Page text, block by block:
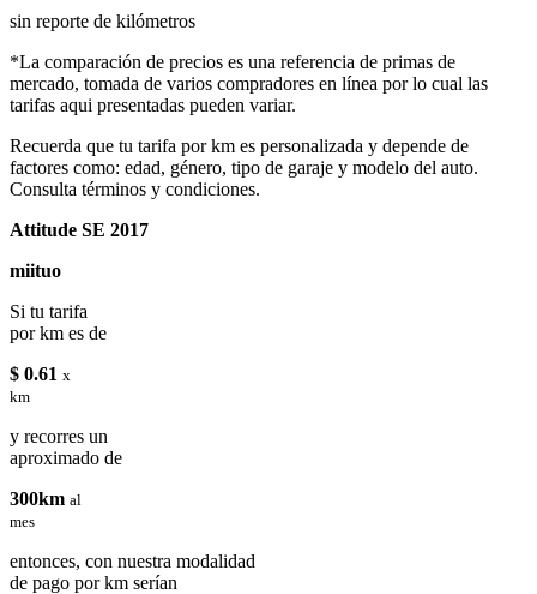
sin reporte de kilómetros
*La comparación de precios es una referencia de primas de
mercado, tomada de varios compradores en línea por lo cual las
tarifas aqui presentadas pueden variar.
Recuerda que tu tarifa por km es personalizada y depende de
factores como: edad, género, tipo de garaje y modelo del auto.
Consulta términos y condiciones.
Attitude SE 2017
miituo
Si tu tarifa
por km es de
$ 0.61 x
km
y recorres un
aproximado de
300km al
mes
entonces, con nuestra modalidad
de pago por km serían